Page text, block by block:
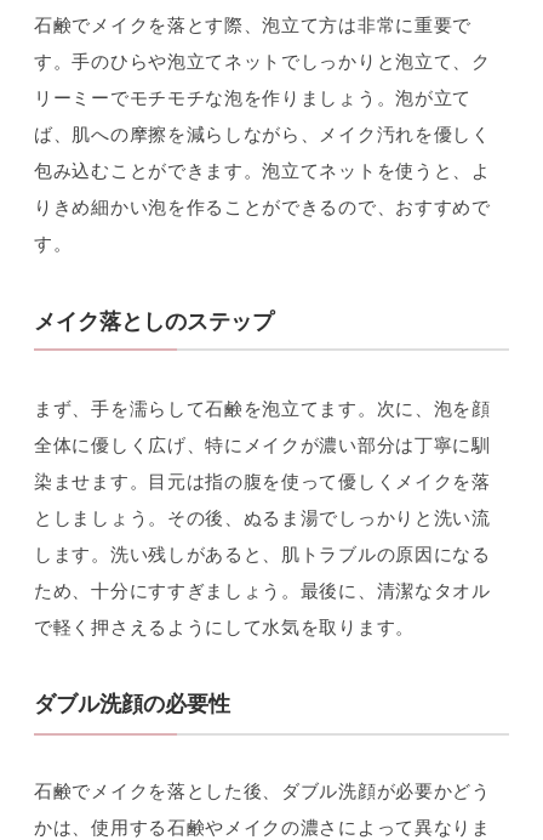
石鹸でメイクを落とす際、泡立て方は非常に重要で
す。手のひらや泡立てネットでしっかりと泡立て、ク
リーミーでモチモチな泡を作りましょう。泡が立て
ば、肌への摩擦を減らしながら、メイク汚れを優しく
包み込むことができます。泡立てネットを使うと、よ
りきめ細かい泡を作ることができるので、おすすめで
す。
メイク落としのステップ
まず、手を濡らして石鹸を泡立てます。次に、泡を顔
全体に優しく広げ、特にメイクが濃い部分は丁寧に馴
染ませます。目元は指の腹を使って優しくメイクを落
としましょう。その後、ぬるま湯でしっかりと洗い流
します。洗い残しがあると、肌トラブルの原因になる
ため、十分にすすぎましょう。最後に、清潔なタオル
で軽く押さえるようにして水気を取ります。
ダブル洗顔の必要性
石鹸でメイクを落とした後、ダブル洗顔が必要かどう
かは、使用する石鹸やメイクの濃さによって異なりま